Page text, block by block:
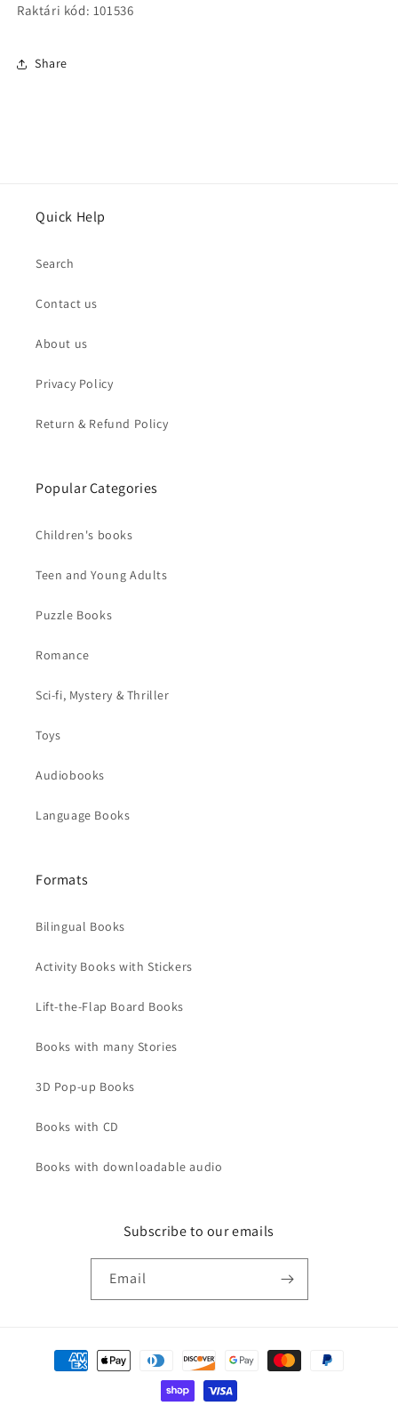
Raktári kód: 101536
Share
Quick Help
Search
Contact us
About us
Privacy Policy
Return & Refund Policy
Popular Categories
Children's books
Teen and Young Adults
Puzzle Books
Romance
Sci-fi, Mystery & Thriller
Toys
Audiobooks
Language Books
Formats
Bilingual Books
Activity Books with Stickers
Lift-the-Flap Board Books
Books with many Stories
3D Pop-up Books
Books with CD
Books with downloadable audio
Subscribe to our emails
Email
Payment
methods